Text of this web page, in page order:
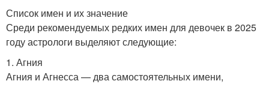
Список имен и их значение
Среди рекомендуемых редких имен для девочек в 2025
году астрологи выделяют следующие:
1. Агния
Агния и Агнесса — два самостоятельных имени,